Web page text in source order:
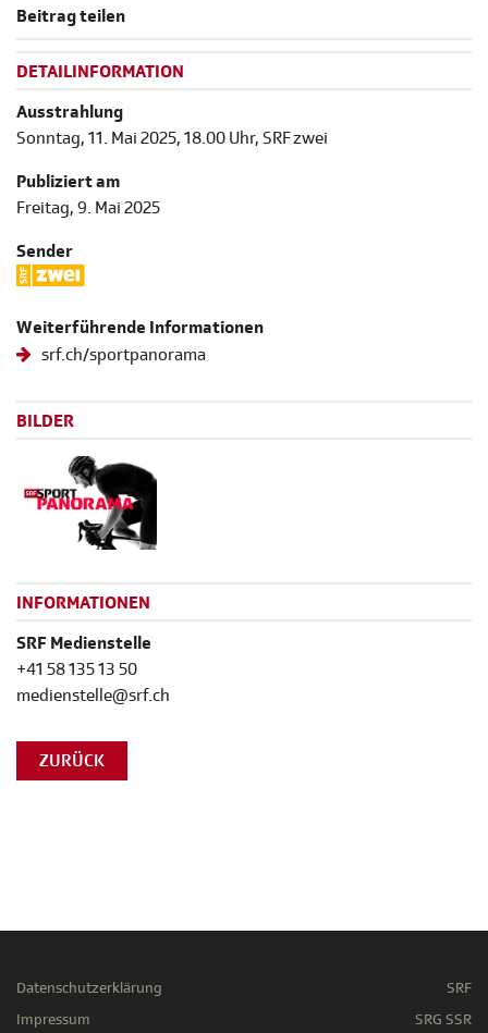
Beitrag teilen
DETAILINFORMATION
Ausstrahlung
Sonntag, 11. Mai 2025, 18.00 Uhr, SRF zwei
Publiziert am
Freitag, 9. Mai 2025
Sender
Weiterführende Informationen
srf.ch/sportpanorama
BILDER
INFORMATIONEN
SRF Medienstelle
+41 58 135 13 50
medienstelle@srf.ch
ZURÜCK
Datenschutzerklärung
Impressum
SRF
SRG SSR